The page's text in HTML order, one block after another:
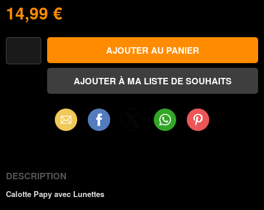
14,99 €
Email Facebook WhatsAppPinterest
DESCRIPTION
Calotte Papy avec Lunettes